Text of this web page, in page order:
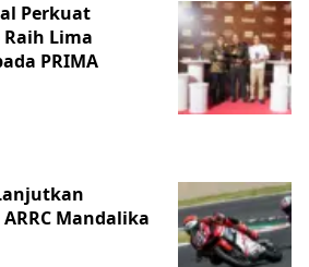
Perkuat
Lima
PRIMA
Mandalika